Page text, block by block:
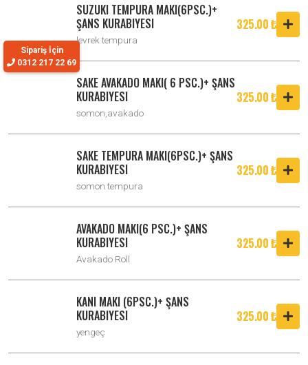
SUZUKI TEMPURA MAKI(6PSC.)+
ŞANS KURABIYESI
levrek tempura
325.00 ₺
SAKE AVAKADO MAKI( 6 PSC.)+ ŞANS
KURABIYESI
somon,avakado
325.00 ₺
SAKE TEMPURA MAKI(6PSC.)+ ŞANS
KURABIYESI
somon tempura
325.00 ₺
AVAKADO MAKI(6 PSC.)+ ŞANS
KURABIYESI
Avakado Roll
325.00 ₺
KANI MAKI (6PSC.)+ ŞANS
KURABIYESI
yengeç
325.00 ₺
Sipariş İçin
0312 217 22 69